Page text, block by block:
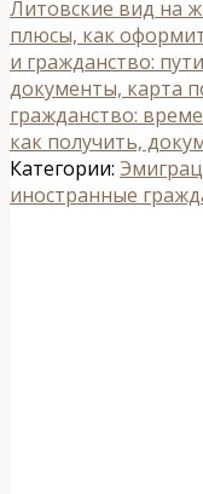
Литовские вид на
плюсы, как
и гражданство:
документы, карта
гражданство:
как получить,
Категории:
иностранные